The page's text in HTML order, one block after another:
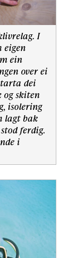
I
eigen
ein
over ei
dei
skiten
isolering
lagt bak
ferdig.
i